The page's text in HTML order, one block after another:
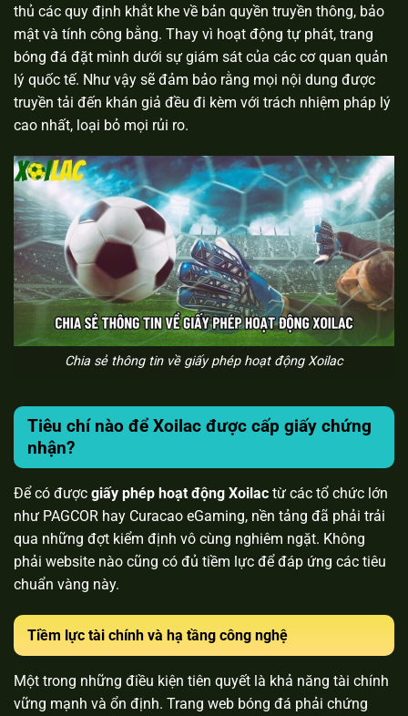
thủ các quy định khắt khe về bản quyền truyền thông, bảo
mật và tính công bằng. Thay vì hoạt động tự phát, trang
bóng đá đặt mình dưới sự giám sát của các cơ quan quản
lý quốc tế. Như vậy sẽ đảm bảo rằng mọi nội dung được
truyền tải đến khán giả đều đi kèm với trách nhiệm pháp lý
cao nhất, loại bỏ mọi rủi ro.
Chia sẻ thông tin về giấy phép hoạt động Xoilac
Tiêu chí nào để Xoilac được cấp giấy chứng
nhận?
Để có được giấy phép hoạt động Xoilac từ các tổ chức lớn
như PAGCOR hay Curacao eGaming, nền tảng đã phải trải
qua những đợt kiểm định vô cùng nghiêm ngặt. Không
phải website nào cũng có đủ tiềm lực để đáp ứng các tiêu
chuẩn vàng này.
Tiềm lực tài chính và hạ tầng công nghệ
Một trong những điều kiện tiên quyết là khả năng tài chính
vững mạnh và ổn định. Trang web bóng đá phải chứng